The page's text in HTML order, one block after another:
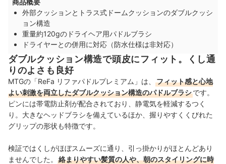
商品概要
外部クッションとトラス式ドームクッションのダブルクッシ
ョン構造
重量約120gのドライヘア用パドルブラシ
ドライヤーとの併用に対応（防水仕様は非対応）
ダブルクッション構造で頭皮にフィット。くし通
りのよさも良好
MTGの「ReFa リファパドルプレミアム」は、
フィット感と心地
よい刺激を両立したダブルクッション構造のパドルブラシです。
ピンには帯電防止剤が配合されており、静電気を軽減するつく
り。大きなヘッドブラシを備えているほか、握りやすくくびれた
グリップの形状も特徴です。
検証ではくしがほぼスムーズに通り、引っ掛かりがほとんどあり
ませんでした。
絡まりやすい髪質の人や、朝のスタイリングに時